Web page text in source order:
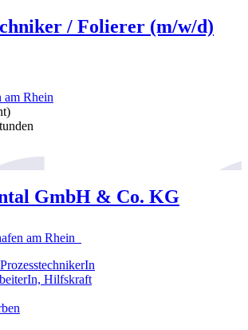
/ Folierer (m/w/d)
am Rhein
GmbH & Co. KG
am Rhein
Hilfskraft